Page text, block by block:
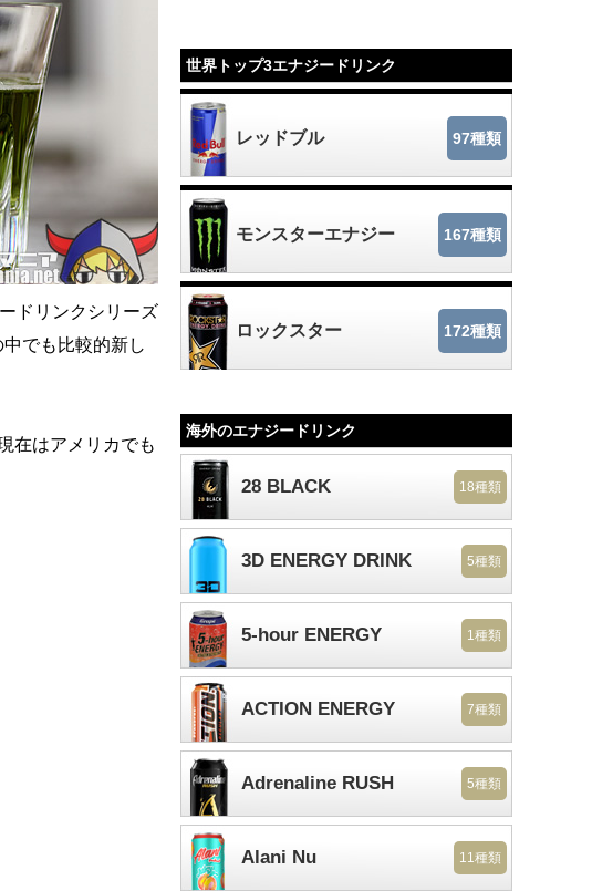
ドリンクシリーズ
でも比較的新し
在はアメリカでも
世界トップ3エナジードリンク
レッドブル 97種類
モンスターエナジー 167種類
ロックスター 172種類
海外のエナジードリンク
28 BLACK 18種類
3D ENERGY DRINK 5種類
5-hour ENERGY 1種類
ACTION ENERGY 7種類
Adrenaline RUSH 5種類
Alani Nu 11種類